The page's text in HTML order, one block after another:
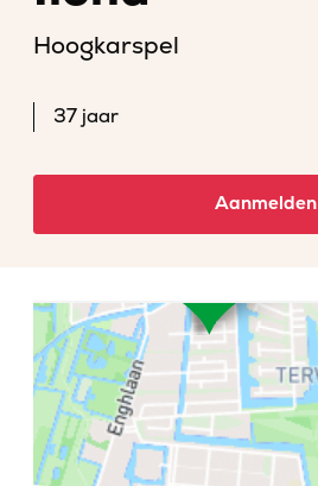
Hoogkarspel
37 jaar
Aanmelden